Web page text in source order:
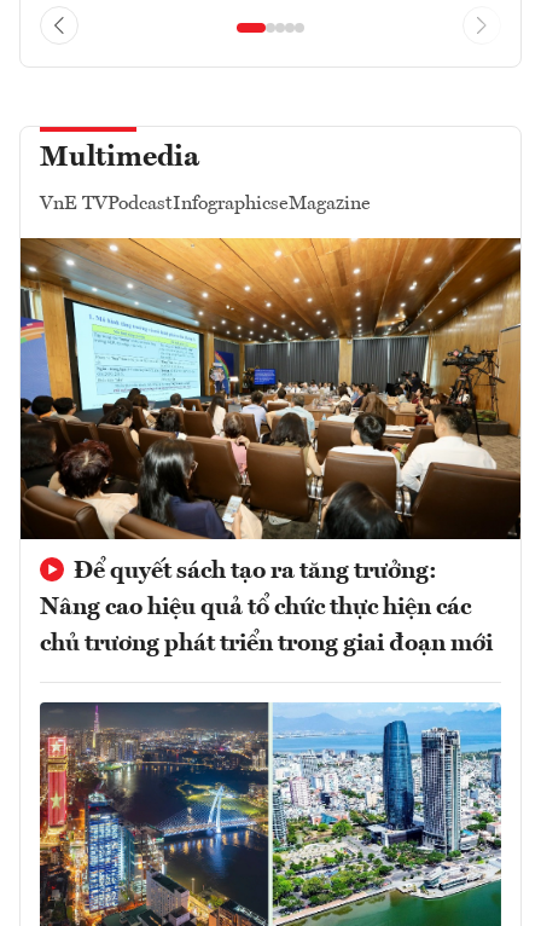
Multimedia
VnE TVPodcastInfographicseMagazine
Để quyết sách tạo ra tăng trưởng:
Nâng cao hiệu quả tổ chức thực hiện các
chủ trương phát triển trong giai đoạn mới